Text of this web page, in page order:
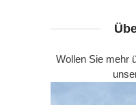
Wollen Sie mehr